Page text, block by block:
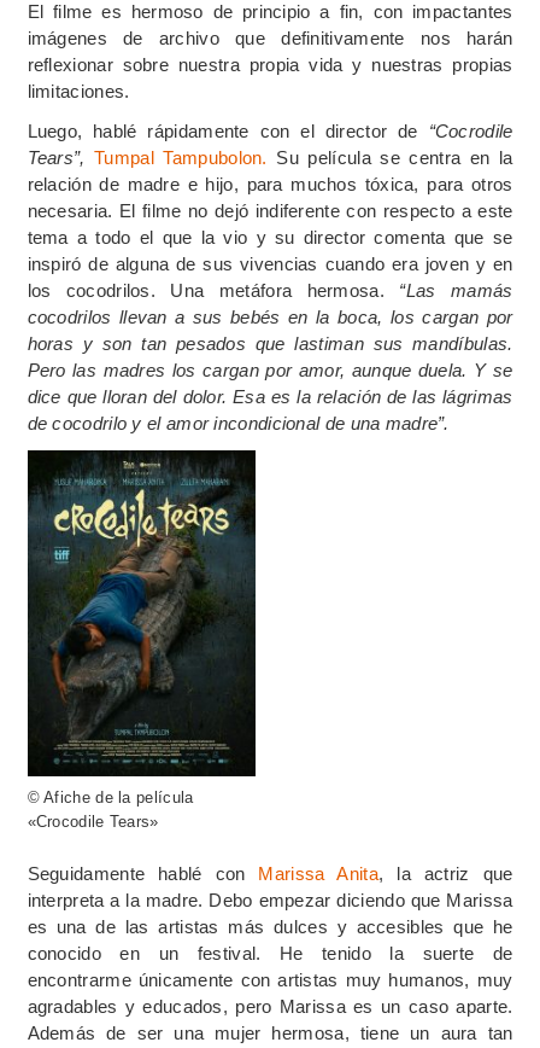
El filme es hermoso de principio a fin, con impactantes
imágenes de archivo que definitivamente nos harán
reflexionar sobre nuestra propia vida y nuestras propias
limitaciones.
Luego, hablé rápidamente con el director de “Cocrodile
Tears”, Tumpal Tampubolon. Su película se centra en la
relación de madre e hijo, para muchos tóxica, para otros
necesaria. El filme no dejó indiferente con respecto a este
tema a todo el que la vio y su director comenta que se
inspiró de alguna de sus vivencias cuando era joven y en
los cocodrilos. Una metáfora hermosa. “Las mamás
cocodrilos llevan a sus bebés en la boca, los cargan por
horas y son tan pesados que lastiman sus mandíbulas.
Pero las madres los cargan por amor, aunque duela. Y se
dice que lloran del dolor. Esa es la relación de las lágrimas
de cocodrilo y el amor incondicional de una madre”.
© Afiche de la película
«Crocodile Tears»
Seguidamente hablé con Marissa Anita, la actriz que
interpreta a la madre. Debo empezar diciendo que Marissa
es una de las artistas más dulces y accesibles que he
conocido en un festival. He tenido la suerte de
encontrarme únicamente con artistas muy humanos, muy
agradables y educados, pero Marissa es un caso aparte.
Además de ser una mujer hermosa, tiene un aura tan